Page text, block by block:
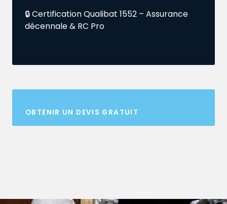
🔒 Certification Qualibat 1552 – Assurance
décennale & RC Pro
OBTENIR UN DEVIS GRATUIT